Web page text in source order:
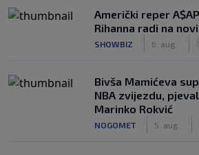
Američki reper
Rihanna radi na
SHOWBIZ 6. aug.
Bivša Mamićeva
NBA zvijezdu,
Marinko Rokvić
NOGOMET 5. aug.